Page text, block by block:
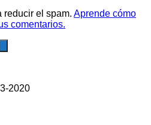
reducir el spam. Aprende cómo
comentarios.
2020